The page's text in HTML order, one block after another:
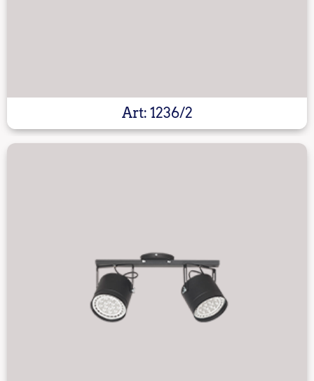
Art: 1236/2